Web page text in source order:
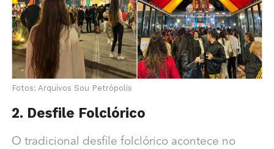
Fotos: Arquivos Sou Petrópolis
2. Desfile Folclórico
O tradicional desfile folclórico acontece no